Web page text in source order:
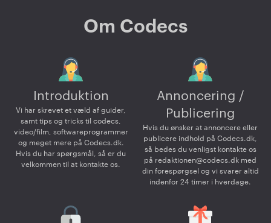
Om Codecs
Introduktion
Vi har skrevet et væld af guider,
samt tips og tricks til codecs,
video/film, softwareprogrammer
og meget mere på Codecs.dk.
Hvis du har spørgsmål, så er du
velkommen til at kontakte os.
Annoncering /
Publicering
Hvis du ønsker at annoncere eller
publicere indhold på Codecs.dk,
så bedes du venligst kontakte os
på redaktionen@codecs.dk med
din forespørgsel og vi svarer altid
indenfor 24 timer i hverdage.